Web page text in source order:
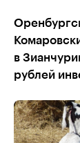
в
рублей